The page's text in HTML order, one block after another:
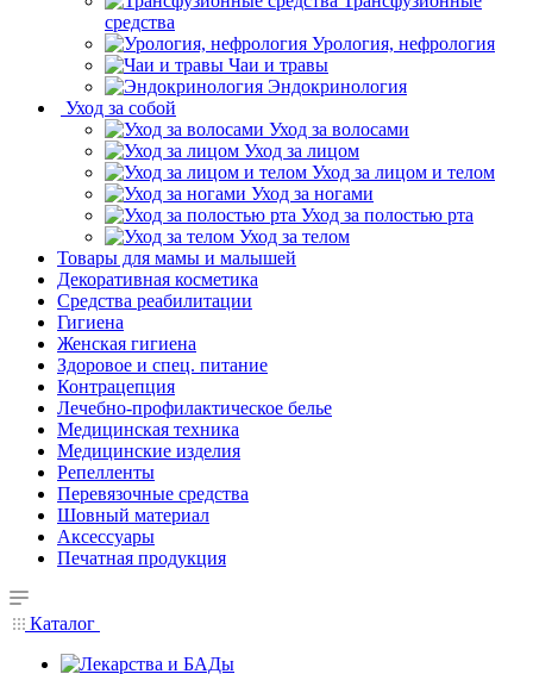
средства
Урология, нефрология
Чаи и травы
Эндокринология
Уход за собой
Уход за волосами
Уход за лицом
Уход за лицом и телом
Уход за ногами
Уход за полостью рта
Уход за телом
Товары для мамы и малышей
Декоративная косметика
Средства реабилитации
Гигиена
Женская гигиена
Здоровое и спец. питание
Контрацепция
Лечебно-профилактическое белье
Медицинская техника
Медицинские изделия
Репелленты
Перевязочные средства
Шовный материал
Аксессуары
Печатная продукция
Каталог